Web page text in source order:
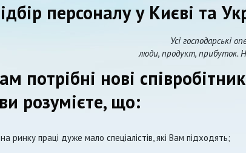
персоналу у Києві та
Усі господарські
люди, продукт, прибуток.
потрібні нові
розумієте, що:
на ринку праці дуже мало спеціалістів, які Вам підходять;